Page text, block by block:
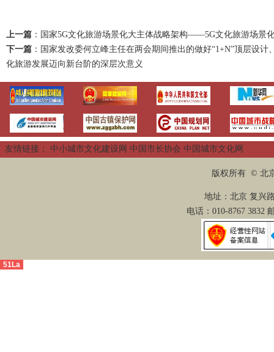
上一篇 ： 国家5G文化旅游场景化大主体战略架构——5G文化旅游场景
下一篇 ： 国家发改委何立峰主任在两会期间推出的做好“1+N”顶层设
化旅游发展迈向新台阶的深层次意义
友情链接： 中小城市文化建设网 中国市长协会 中国城市文化网
版权所有 © 北
地址：北京 复兴
电话：010-8767 3832
51La